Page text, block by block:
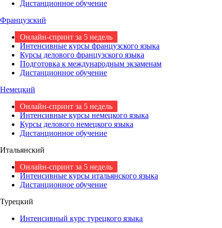
Дистанционное обучение
Французский
Онлайн-спринт за 5 недель
Интенсивные курсы французского языка
Курсы делового французского языка
Подготовка к международным экзаменам
Дистанционное обучение
Немецкий
Онлайн-спринт за 5 недель
Интенсивные курсы немецкого языка
Курсы делового немецкого языка
Дистанционное обучение
Итальянский
Онлайн-спринт за 5 недель
Интенсивные курсы итальянского языка
Дистанционное обучение
Турецкий
Интенсивный курс турецкого языка